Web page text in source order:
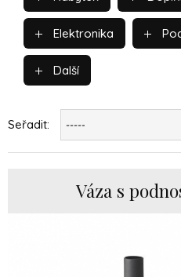
Elektronika
Další
Seřadit: -----
Váza s